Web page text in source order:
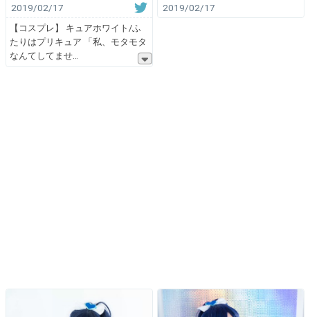
2019/02/17
【コスプレ】 キュアホワイト/ふ
たりはプリキュア 「私、モタモタ
なんてしてませ
2019/02/17